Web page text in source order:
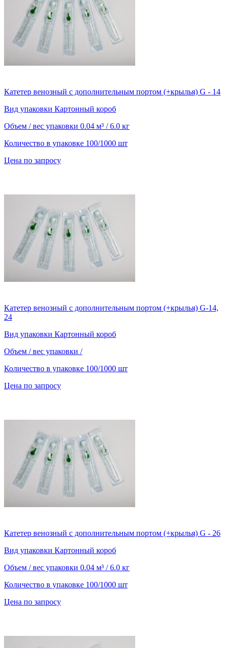
Катетер венозный с дополнительным портом (+крылья) G - 14
Вид упаковки Картонный короб
Объем / вес упаковки 0.04 м³ / 6.0 кг
Количество в упаковке 100/1000 шт
Цена по запросу
Катетер венозный с дополнительным портом (+крылья) G-14,
24
Вид упаковки Картонный короб
Объем / вес упаковки /
Количество в упаковке 100/1000 шт
Цена по запросу
Катетер венозный с дополнительным портом (+крылья) G - 26
Вид упаковки Картонный короб
Объем / вес упаковки 0.04 м³ / 6.0 кг
Количество в упаковке 100/1000 шт
Цена по запросу